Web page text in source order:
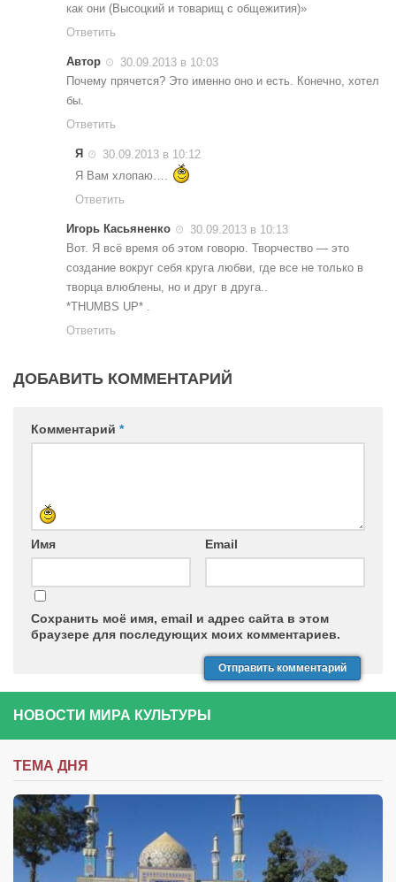
как они (Высоцкий и товарищ с общежития)»
Ответить
Автор
30.09.2013 в 10:03
Почему прячется? Это именно оно и есть. Конечно, хотел
бы.
Ответить
Я
30.09.2013 в 10:12
Я Вам хлопаю….
Ответить
Игорь Касьяненко
30.09.2013 в 10:13
Вот. Я всё время об этом говорю. Творчество — это
создание вокруг себя круга любви, где все не только в
творца влюблены, но и друг в друга..
*THUMBS UP* .
Ответить
ДОБАВИТЬ КОММЕНТАРИЙ
Комментарий *
Имя Email
Сохранить моё имя, email и адрес сайта в этом
браузере для последующих моих комментариев.
НОВОСТИ МИРА КУЛЬТУРЫ
ТЕМА ДНЯ